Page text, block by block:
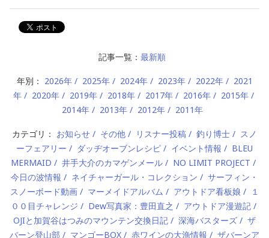
記事一覧： 最新順
年別： 2026年 2025年 2024年 2023年 2022年
2021
年
2020年 2019年 2018年 2017年 2016年
2015年
2014年
2013年 2012年 2011年
カテゴリ： お知らせ その他 リスナー投稿 釣り博士
スノ
ーフェアリー
ダッヂオーブンレシピ イベント情報
BLEU
MERMAID
井手大介のカマゲンメール
NO LIMIT PROJECT
今日の波情報
ネイチャーガール・コレクション
サーフィン・
スノーボード動画
マーメイドアルバム アウトドア看板娘
１
００目チャレンジ
Dew写真家：豊田直之
アウトドア漫遊記
OJIと加賀谷はつみのマウンテン交換日記
深海バスターズ
ザ
バーン登山部
マンゴーBOX 赤ワインの大漁情報
ザバーンア